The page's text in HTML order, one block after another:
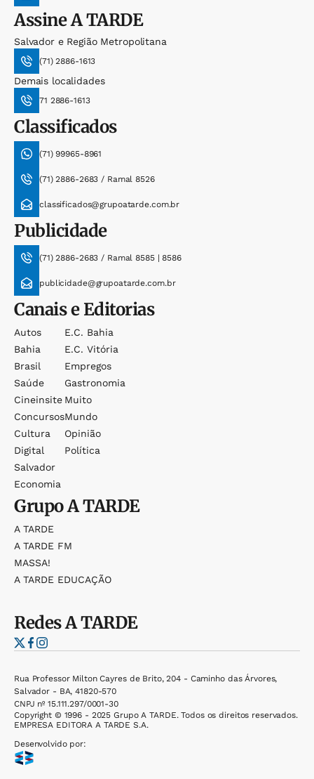
AssineA TARDE
Salvador e Região Metropolitana
(71) 2886-1613
Demais localidades
71 2886-1613
Classificados
(71) 99965-8961
(71) 2886-2683 / Ramal 8526
classificados@grupoatarde.com.br
Publicidade
(71) 2886-2683 / Ramal 8585 | 8586
publicidade@grupoatarde.com.br
Canais e Editorias
Autos
Bahia
Brasil
Saúde
Cineinsite
Concursos
Cultura
Digital
Salvador
Economia
E.c. Bahia
E.c. Vitória
Empregos
Gastronomia
Muito
Mundo
Opinião
Política
GrupoA TARDE
A TARDE
A TARDE FM
MASSA!
A TARDE EDUCAÇÃO
RedesA TARDE
Rua Professor Milton Cayres de Brito, 204 - Caminho das Árvores,
Salvador - BA, 41820-570
CNPJ nº 15.111.297/0001-30
Copyright © 1996 - 2025 Grupo A TARDE. Todos os direitos reservados.
EMPRESA EDITORA A TARDE S.A.
Desenvolvido por: